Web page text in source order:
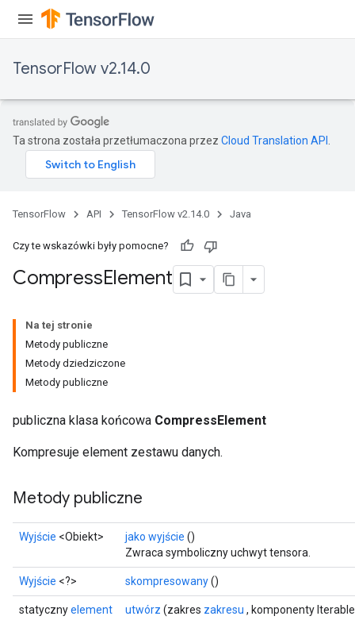
TensorFlow v2.14.0
Ta strona została przetłumaczona przez Cloud Translation API
TensorFlow API TensorFlow v2.14.0 Java
Czy te wskazówki były pomocne?
CompressElement
Na tej stronie
Metody publiczne
Metody dziedziczone
Metody publiczne
publiczna klasa końcowa CompressElement
Kompresuje element zestawu danych.
Metody publiczne
Wyjście <Obiekt> jako wyjście ()
Zwraca symboliczny uchwyt tensora.
Wyjście <?> skompresowany()
statycznyelement
utwórz (zakres zakresu , komponenty